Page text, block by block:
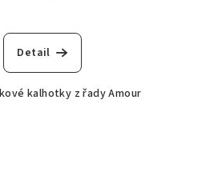
Detail
kalhotky z řady Amour